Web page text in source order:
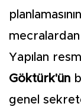
mecralardan
Yapılan
Göktürk'ün
genel